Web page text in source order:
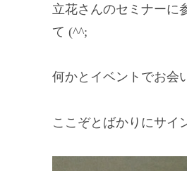
立花さんのセミナーに
て (^^;
何かとイベントでお会
ここぞとばかりにサイ